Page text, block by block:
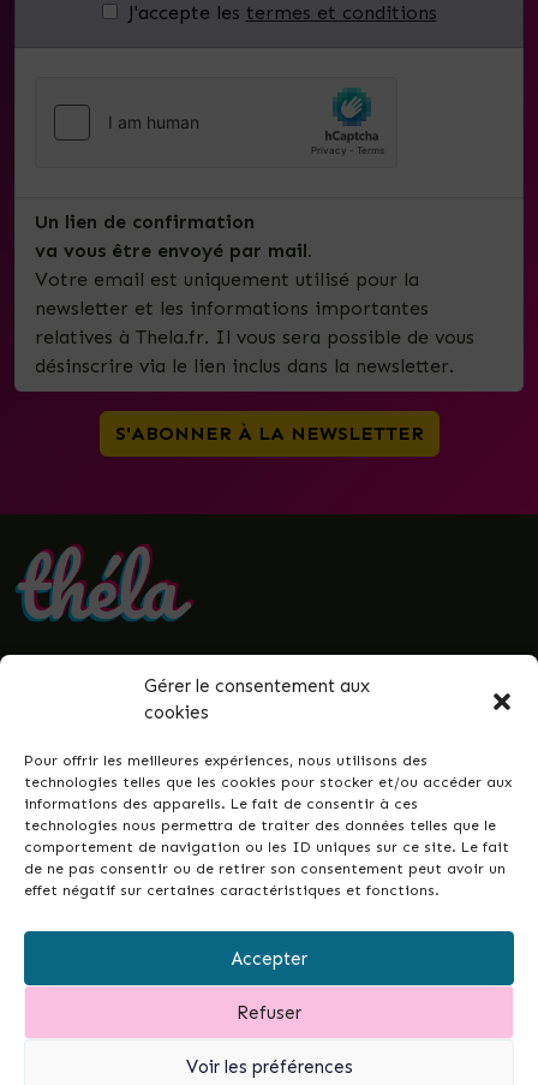
Gérer le consentement aux
cookies
Pour offrir les meilleures expériences, nous utilisons des
technologies telles que les cookies pour stocker et/ou accéder aux
informations des appareils. Le fait de consentir à ces
technologies nous permettra de traiter des données telles que le
comportement de navigation ou les ID uniques sur ce site. Le fait
de ne pas consentir ou de retirer son consentement peut avoir un
effet négatif sur certaines caractéristiques et fonctions.
Accepter
Refuser
Voir les préférences
J'accepte les termes et conditions
Un lien de confirmation
va vous être envoyé par mail.
Votre email est uniquement utilisé pour la
newsletter et les informations importantes
relatives à Thela.fr. Il vous sera possible de vous
désinscrire via le lien inclus dans la newsletter.
• Politique de confidentialité
• Mentions légales
• Termes et conditions
• Guenrouët.fr
© 2026 Théla -Nicolas Le Gall
Ce site dans votre commune ?
tous•tes, permettant de développer les liens
intergénérationnels et la vie de votre ville ou
Contactez-moi pour en discuter.